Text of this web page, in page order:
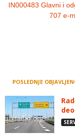
IN000483 Glavni i
707 e-
POSLEDNJE